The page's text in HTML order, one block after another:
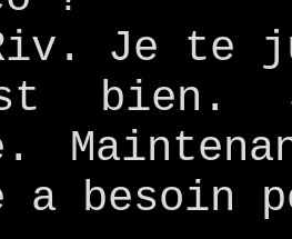
Je te
a besoin